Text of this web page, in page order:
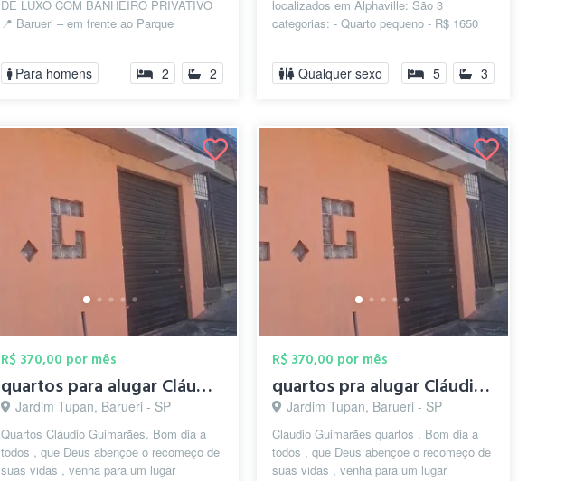
DE LUXO COM BANHEIRO PRIVATIVO
📍 Barueri – em frente ao Parque
Comercial 📅 ...
Para homens 2 2
localizados em Alphaville: São 3
categorias: - Quarto pequeno - R$ 1650
Quar...
Qualquer sexo 5 3
R$ 370,00 por mês
quartos para alugar Cláudio Guimarães
Jardim Tupan, Barueri - SP
Quartos Cláudio Guimarães. Bom dia a
todos , que Deus abençoe o recomeço de
suas vidas , venha para um lugar
R$ 370,00 por mês
quartos pra alugar Cláudio Guimarães
Jardim Tupan, Barueri - SP
Claudio Guimarães quartos . Bom dia a
todos , que Deus abençoe o recomeço de
suas vidas , venha para um lugar